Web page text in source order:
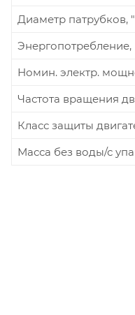
Диаметр патрубков, "
Номин. электр.
Частота вращения
Класс защиты
Масса без воды/с